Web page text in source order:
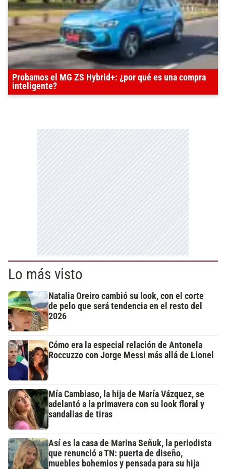
Probamos el MG ZS Hybrid+: ¿por qué es una compra
inteligente?
Lo más visto
Natalia Oreiro cambió su look, con el corte
de pelo que será tendencia en el resto del
2026
Cómo era la especial relación de Antonela
Roccuzzo con Jorge Messi más allá de Lionel
Mía Cambiaso, la hija de María Vázquez, se
adelantó a la primavera con su look floral y
sandalias de tiras
Así es la casa de Marina Señuk, la periodista
que renunció a TN: puerta de diseño,
muebles bohemios y pensada para su hija